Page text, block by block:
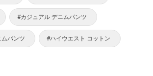
#カジュアル デニムパンツ
パンツ #ハイウエスト コットン